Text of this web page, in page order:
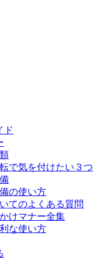
ド
で気を付けたい３
の使い方
てのよくある質問
けマナー全集
な使い方